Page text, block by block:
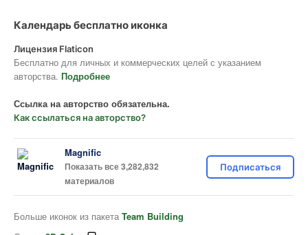
Календарь бесплатно иконка
Лицензия Flaticon
Бесплатно для личных и коммерческих целей с указанием
авторства. Подробнее
Ссылка на авторство обязательна.
Как ссылаться на авторство?
Magnific
Показать все 3,282,832
материалов
Подписаться
Больше иконок из пакета Team Building